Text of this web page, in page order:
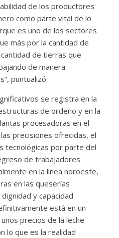
de los productores
como parte vital de lo
es uno de los sectores
más por la cantidad de
de tierras que
de manera
puntualizó.
se registra en la
de ordeño y en la
procesadoras en el
precisiones ofrecidas, el
tecnológicas por parte del
de trabajadores
en la línea noroeste,
en las queserías
y capacidad
está en un
precios de la leche
lo que es la realidad